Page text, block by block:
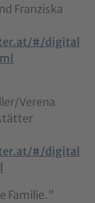
Franziska
#/digital
Verena
#/digital
Familie."